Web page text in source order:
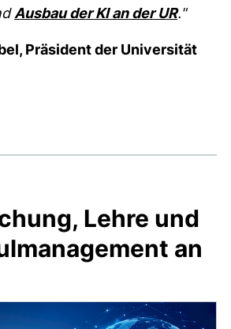
Ausbau der KI an der UR."
Präsident der Universität
Lehre und
an